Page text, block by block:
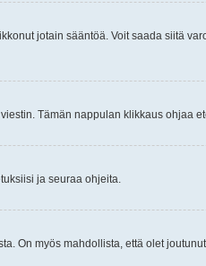
jotain sääntöä. Voit saada siitä
Tämän nappulan klikkaus ohjaa
ja seuraa ohjeita.
On myös mahdollista, että olet